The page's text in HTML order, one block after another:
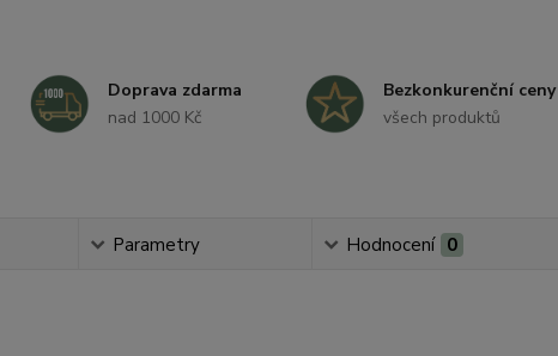
Doprava zdarma
nad 1000 Kč
Bezkonkurenční ceny
všech produktů
Parametry Hodnocení 0